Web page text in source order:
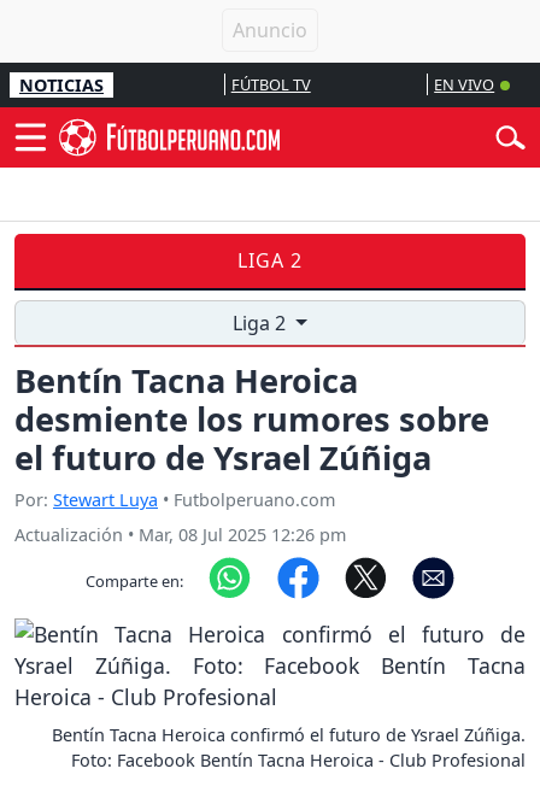
NOTICIAS FÚTBOL TV EN VIVO
LIGA 2
Liga 2
Bentín Tacna Heroica
desmiente los rumores sobre
el futuro de Ysrael Zúñiga
Por: Stewart Luya • Futbolperuano.com
Actualización • Mar, 08 Jul 2025 12:26 pm
Comparte en:
Bentín Tacna Heroica confirmó el futuro de Ysrael Zúñiga.
Foto: Facebook Bentín Tacna Heroica - Club Profesional